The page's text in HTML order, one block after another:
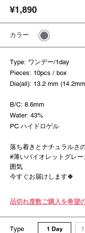
¥1,890
カラー
Type: ワンデー/1day
Pieces: 10pcs / box
Dia(all): 13.2 mm
B/C: 8.6mm
Water: 43%
PC ハイドロゲル
落ち着きとナチュラルさ
#薄いバイオレットグレ
囲気
今すぐお届けします🍀
品切れ度数ご購入を希望
Type 1 Day